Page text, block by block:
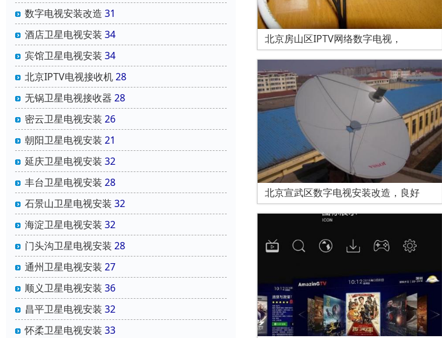
数字电视安装改造 31
酒店卫星电视安装 34
宾馆卫星电视安装 34
北京IPTV电视接收机28
无锅卫星电视接收器 28
密云卫星电视安装 26
朝阳卫星电视安装 21
延庆卫星电视安装 32
丰台卫星电视安装 28
石景山卫星电视安装 32
海淀卫星电视安装 32
门头沟卫星电视安装 28
通州卫星电视安装 27
顺义卫星电视安装 36
昌平卫星电视安装 32
怀柔卫星电视安装 33
北京房山区IPTV网络数字电视，
北京宣武区数字电视安装改造，良好